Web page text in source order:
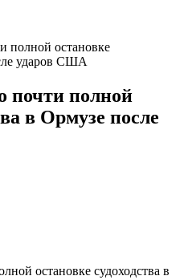
полной остановке
ударов США
почти полной
в Ормузе после